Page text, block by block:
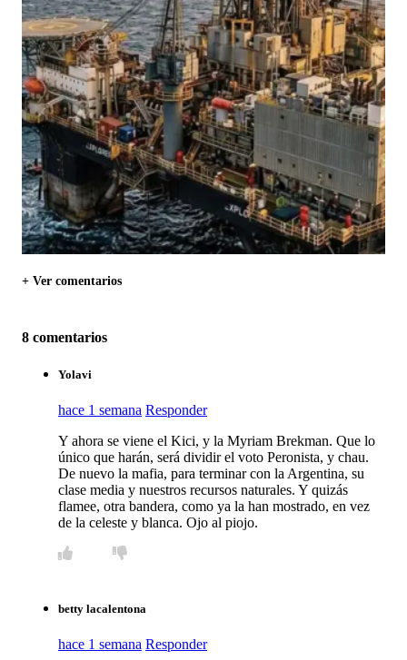
+ Ver comentarios
8 comentarios
Yolavi
hace 1 semana Responder
Y ahora se viene el Kici, y la Myriam Brekman. Que lo
único que harán, será dividir el voto Peronista, y chau.
De nuevo la mafia, para terminar con la Argentina, su
clase media y nuestros recursos naturales. Y quizás
flamee, otra bandera, como ya la han mostrado, en vez
de la celeste y blanca. Ojo al piojo.
betty lacalentona
hace 1 semana Responder